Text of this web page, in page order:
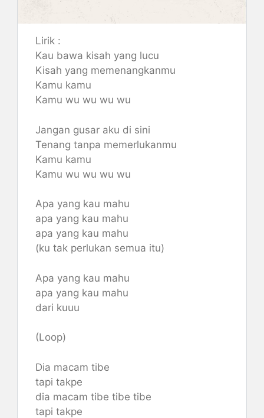
Lirik :
Kau bawa kisah yang lucu
Kisah yang memenangkanmu
Kamu kamu
Kamu wu wu wu wu
Jangan gusar aku di sini
Tenang tanpa memerlukanmu
Kamu kamu
Kamu wu wu wu wu
Apa yang kau mahu
apa yang kau mahu
apa yang kau mahu
(ku tak perlukan semua itu)
Apa yang kau mahu
apa yang kau mahu
dari kuuu
(Loop)
Dia macam tibe
tapi takpe
dia macam tibe tibe tibe
tapi takpe